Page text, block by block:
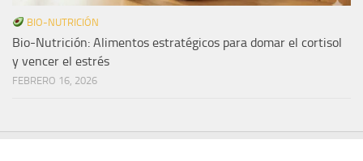
BIO-NUTRICIÓN
Bio-Nutrición: Alimentos estratégicos para domar el cortisol
y vencer el estrés
FEBRERO 16, 2026